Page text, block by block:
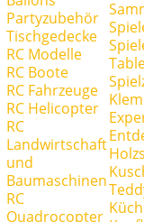
Partyzubehör
Tischgedecke
RC Modelle
RC Boote
RC Fahrzeuge
RC Helicopter
RC
Landwirtschaft
und
Baumaschinen
RC
Quadrocopter